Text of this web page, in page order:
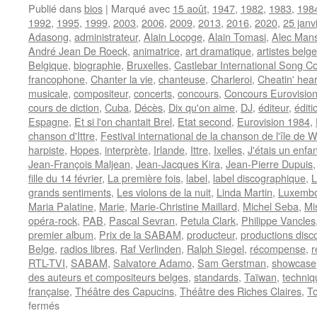
Publié dansbios | Marqué avec 15 août, 1947, 1982, 1983,
1992, 1995, 1999, 2003, 2006, 2009, 2013, 2016, 2020, 25
Adasong, administrateur, Alain Locoge, Alain Tomasi, Alec
André Jean De Roeck, animatrice, art dramatique, artistes
Belgique, biographie, Bruxelles, Castlebar International Song
francophone, Chanter la vie, chanteuse, Charleroi, Cheatin'
musicale, compositeur, concerts, concours, Concours
cours de diction, Cuba, Décès, Dix qu'on aime, DJ, éditeur,
Espagne, Et si l'on chantait Brel, Etat second, Eurovision 1984,
chanson d'Ittre, Festival international de la chanson de l'île de
harpiste, Hopes, interprète, Irlande, Ittre, Ixelles, J'étais un
Jean-François Maljean, Jean-Jacques Kira, Jean-Pierre Dupuis
fille du 14 février, La première fois, label, label discographique,
grands sentiments, Les violons de la nuit, Linda Martin,
Maria Palatine, Marie, Marie-Christine Maillard, Michel Seba,
opéra-rock, PAB, Pascal Sevran, Petula Clark, Philippe Vancles
premier album, Prix de la SABAM, producteur, productions
Belge, radios libres, Raf Verlinden, Ralph Siegel, récompense,
RTL-TVI, SABAM, Salvatore Adamo, Sam Gerstman, showcase
des auteurs et compositeurs belges, standards, Taïwan,
française, Théâtre des Capucins, Théâtre des Riches Claires,
ferméssur